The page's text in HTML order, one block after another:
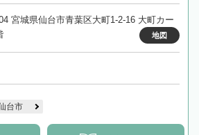
宮城県仙台市青葉区大町1-2-16 大町カー
地図
台市